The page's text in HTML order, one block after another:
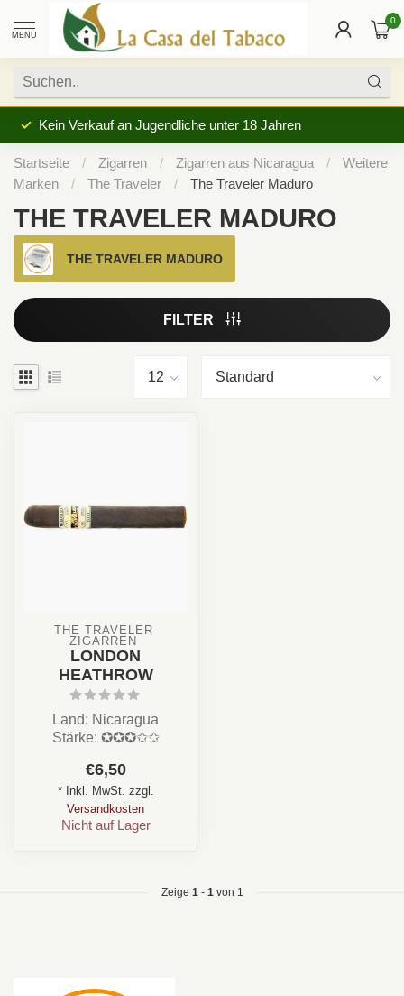
MENU
0
Kein Verkauf an Jugendliche unter 18 Jahren
Startseite / Zigarren / Zigarren aus Nicaragua /
Weitere
Marken
/ The Traveler / The Traveler Maduro
THE TRAVELER MADURO
THE TRAVELER MADURO
FILTER
THE TRAVELER
ZIGARREN
LONDON
HEATHROW
Land: Nicaragua
Stärke: ✪✪✪✩✩
Nuss, Creme
Format: /Lon...
€6,50
* Inkl. MwSt. zzgl.
Versandkosten
Nicht auf Lager
Zeige 1 - 1 von 1